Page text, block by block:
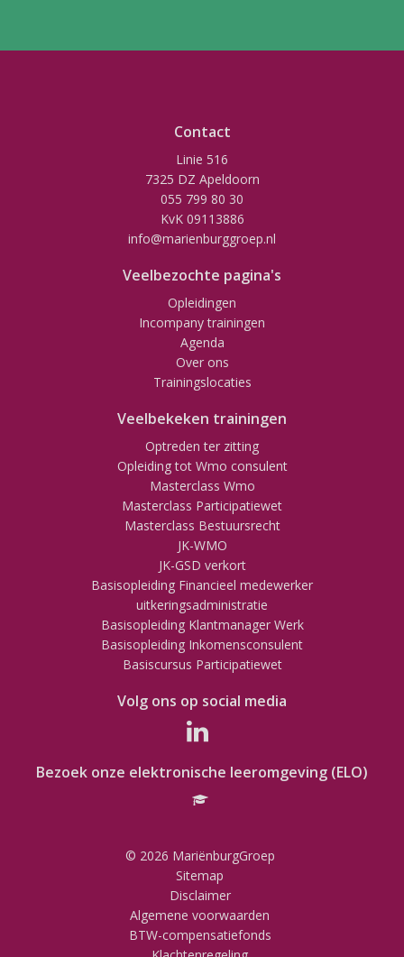
Contact
Linie 516
7325 DZ Apeldoorn
055 799 80 30
KvK 09113886
info@marienburggroep.nl
Veelbezochte pagina's
Opleidingen
Incompany trainingen
Agenda
Over ons
Trainingslocaties
Veelbekeken trainingen
Optreden ter zitting
Opleiding tot Wmo consulent
Masterclass Wmo
Masterclass Participatiewet
Masterclass Bestuursrecht
JK-WMO
JK-GSD verkort
Basisopleiding Financieel medewerker
uitkeringsadministratie
Basisopleiding Klantmanager Werk
Basisopleiding Inkomensconsulent
Basiscursus Participatiewet
Volg ons op social media
Bezoek onze elektronische leeromgeving (ELO)
© 2026 MariënburgGroep
Sitemap
Disclaimer
Algemene voorwaarden
BTW-compensatiefonds